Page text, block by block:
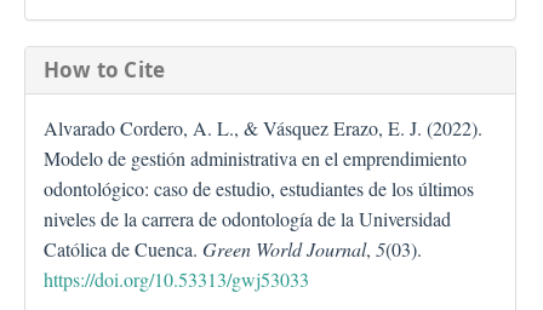
How to Cite
Alvarado Cordero, A. L., & Vásquez Erazo, E. J. (2022).
Modelo de gestión administrativa en el emprendimiento
odontológico: caso de estudio, estudiantes de los últimos
niveles de la carrera de odontología de la Universidad
Católica de Cuenca. Green World Journal, 5(03).
https://doi.org/10.53313/gwj53033